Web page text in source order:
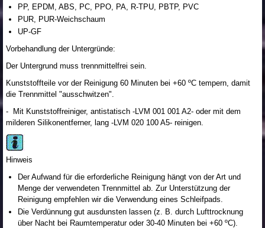
PP, EPDM, ABS, PC, PPO, PA, R-TPU, PBTP, PVC
PUR, PUR-Weichschaum
UP-GF
Vorbehandlung der Untergründe:
Der Untergrund muss trennmittelfrei sein.
Kunststoffteile vor der Reinigung 60 Minuten bei +60 ºC tempern, damit
die Trennmittel "ausschwitzen".
- Mit Kunststoffreiniger, antistatisch -LVM 001 001 A2- oder mit dem
milderen Silikonentferner, lang -LVM 020 100 A5- reinigen.
Hinweis
Der Aufwand für die erforderliche Reinigung hängt von der Art und
Menge der verwendeten Trennmittel ab. Zur Unterstützung der
Reinigung empfehlen wir die Verwendung eines Schleifpads.
Die Verdünnung gut ausdunsten lassen (z. B. durch Lufttrocknung
über Nacht bei Raumtemperatur oder 30-40 Minuten bei +60 ºC).